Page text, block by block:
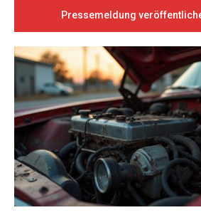
Pressemeldung